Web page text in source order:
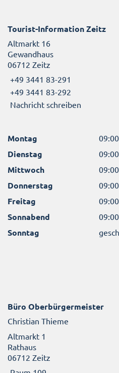
Tourist-Information Zeitz
Altmarkt 16
Gewandhaus
06712 Zeitz
+49 3441 83-291
+49 3441 83-292
Nachricht schreiben
Montag
Dienstag
Mittwoch
Donnerstag
Freitag
Sonnabend
Sonntag
Büro Oberbürgermeister
Christian Thieme
Altmarkt 1
Rathaus
06712 Zeitz